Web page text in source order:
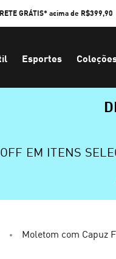
GRÁTIS* acima de R$399,90
Esportes
EM ITENS
Moletom com Capuz